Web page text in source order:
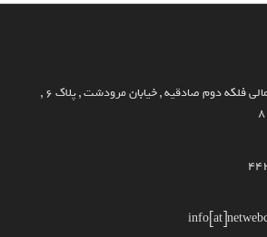
آدرس : تهران ، ضلع شمالی فلکه دوم صادقیه , خیابان مرودشت , پلاک ۶ ,